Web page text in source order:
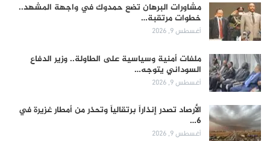
مشاورات البرهان تضع حمدوك في واجهة المشهد..
خطوات مرتقبة…
أغسطس 9, 2026
ملفات أمنية وسياسية على الطاولة.. وزير الدفاع
السوداني يتوجه…
أغسطس 9, 2026
الأرصاد تصدر إنذاراً برتقالياً وتحذر من أمطار غزيرة في
6…
أغسطس 9, 2026